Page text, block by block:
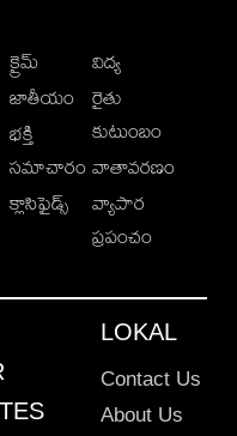
క్రైమ్
జాతీయం
భక్తి
సమాచారం
క్లాసిఫైడ్స్
విద్య
రైతు
కుటుంబం
వాతావరణం
వ్యాపార
ప్రపంచం
LOKAL
Contact Us
About Us